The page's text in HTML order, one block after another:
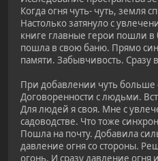
Когда огня чуть- чуть, земля
Настолько затянуло с
книге главные герои пошли
пошла в свою баню. Прямо
памяти. Забывчивость. Сразу
При добавлении чуть больше
Договоренности с людьми.
Для людей я своя. Мне с
садоводстве. Что тоже
Пошла на почту. Добавила
давление огня со стороны.
огонь. И сразу давление огня